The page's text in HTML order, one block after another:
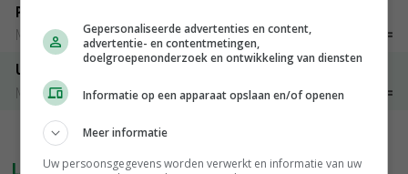
Peen
Noteringen
€ 26,00
Uien Middenmeer Geel 30-60% grof
Noteringen
€ 0,00~ € 0,00
MEER MARKTPRIJZEN
LAATSTE NIEUWS
Gepersonaliseerde advertenties en content,
advertentie- en contentmetingen,
doelgroepenonderzoek en ontwikkeling van diensten
Informatie op een apparaat opslaan en/of openen
Meer informatie
Uw persoonsgegevens worden verwerkt en informatie van uw